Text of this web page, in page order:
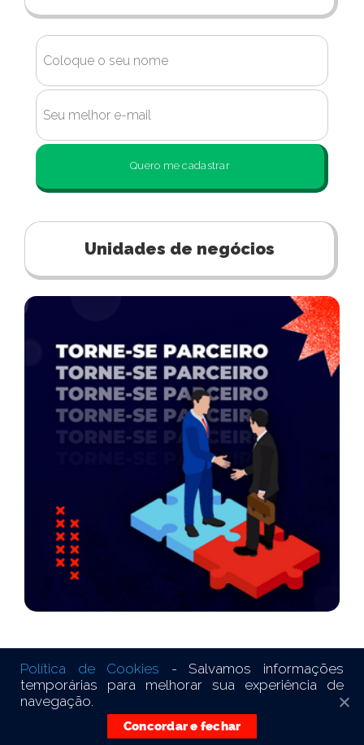
Quero me cadastrar
Unidades de negócios
© Copyright © 2021
Política de Cookies - Salvamos informações
temporárias para melhorar sua experiência de
navegação.
Concordar e fechar